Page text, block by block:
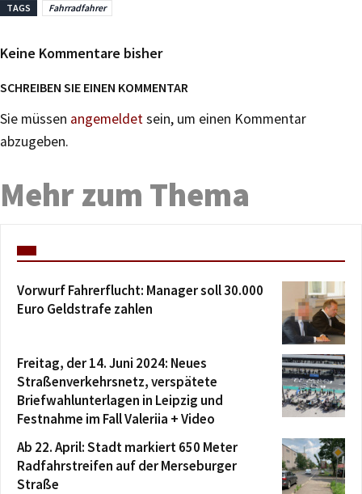
TAGS Fahrradfahrer
Keine Kommentare bisher
SCHREIBEN SIE EINEN KOMMENTAR
Sie müssen angemeldetsein, um einen Kommentar
abzugeben.
Mehr zum Thema
Vorwurf Fahrerflucht: Manager soll 30.000
Euro Geldstrafe zahlen
Freitag, der 14. Juni 2024: Neues
Straßenverkehrsnetz, verspätete
Briefwahlunterlagen in Leipzig und
Festnahme im Fall Valeriia + Video
Ab 22. April: Stadt markiert 650 Meter
Radfahrstreifen auf der Merseburger
Straße